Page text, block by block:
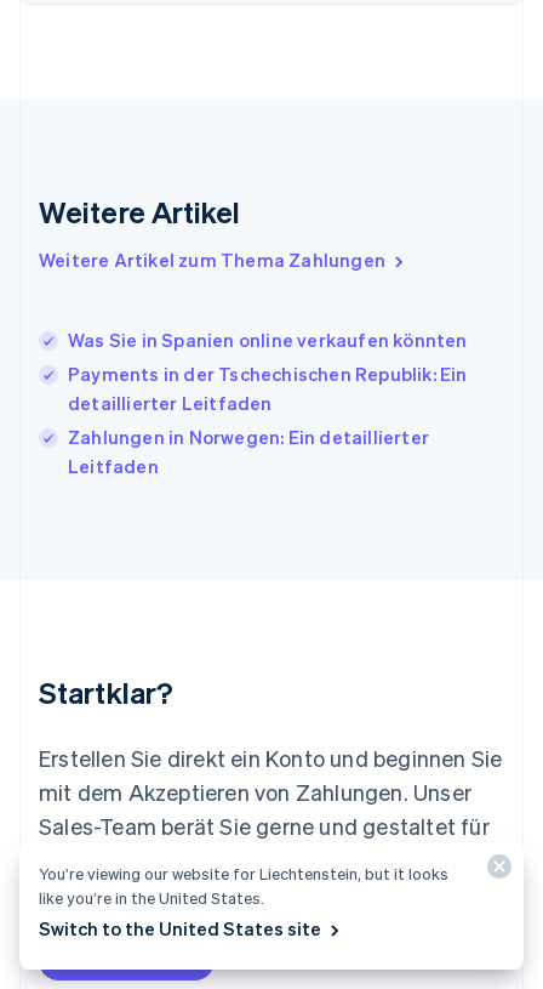
Weitere Artikel
Weitere Artikel zum Thema Zahlungen
Was Sie in Spanien online verkaufen könnten
Payments in der Tschechischen Republik: Ein
detaillierter Leitfaden
Zahlungen in Norwegen: Ein detaillierter
Leitfaden
Startklar?
Erstellen Sie direkt ein Konto und beginnen Sie
mit dem Akzeptieren von Zahlungen. Unser
Sales-Team berät Sie gerne und gestaltet für
Sie ein individuelles Angebot, das ganz auf Ihr
Unternehmen abgestimmt ist.
Italien
Italiano English
Japan
日本語 English
Kroatien
EnglishItaliano
Lettland
Liechtenstein
Deutsch English
Mexiko
English
Niederlande
Nederlands English
Norwegen
English
Österreich
Polen
You’re viewing our website for Liechtenstein, but it looks
like you’re in the United States.
Switch to the United States site